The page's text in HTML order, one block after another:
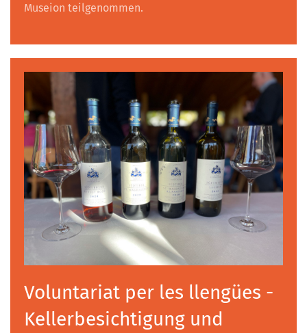
Museion teilgenommen.
Voluntariat per les llengües -
Kellerbesichtigung und